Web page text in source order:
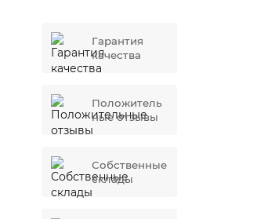
Гарантия
качества
Положитель
ные отзывы
Собственные
склады